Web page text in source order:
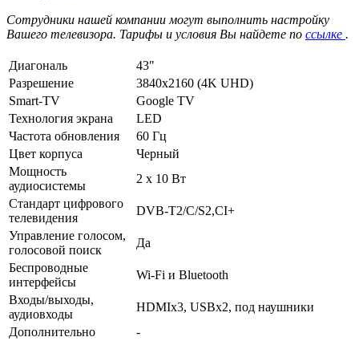
Сотрудники нашей компании могут выполнить настройку
Вашего телевизора. Тарифы и условия Вы найдете по ссылке .
Диагональ
43"
Разрешение
3840x2160 (4K UHD)
Smart-TV
Google TV
Технология экрана
LED
Частота обновления
60 Гц
Цвет корпуса
Черный
Мощность
аудиосистемы
2 x 10 Вт
Стандарт цифрового
телевидения
DVB-T2/C/S2,CI+
Управление голосом,
голосовой поиск
Да
Беспроводные
интерфейсы
Wi-Fi и Bluetooth
Входы/выходы,
аудиовходы
HDMIx3, USBx2, под наушники
Дополнительно
-